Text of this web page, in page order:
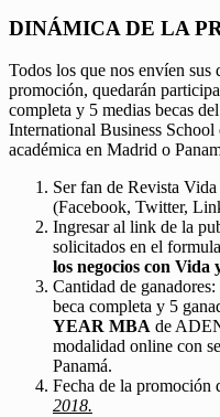
DINÁMICA DE LA
Todos los que nos envíen sus
promoción, quedarán
completa y 5 medias becas del
International Business
académica en Madrid o
Ser fan de Revista
(Facebook, Twitter,
Ingresar al link de la
solicitados en el
los negocios con
Cantidad de
beca completa y 5
YEAR MBA de
modalidad online con
Panamá.
Fecha de la promoción
2018.